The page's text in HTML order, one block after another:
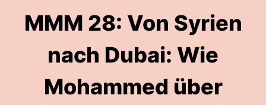
MMM 28: Von Syrien
nach Dubai: Wie
Mohammed über